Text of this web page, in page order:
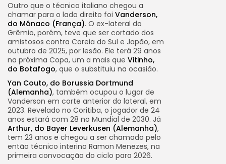
Outro que o técnico italiano chegou a
chamar para o lado direito foi Vanderson,
do Mônaco (França). O ex-lateral do
Grêmio, porém, teve que ser cortado dos
amistosos contra Coreia do Sul e Japão, em
outubro de 2025, por lesão. Ele terá 29 anos
na próxima Copa, um a mais que Vitinho,
do Botafogo, que o substituiu na ocasião.
Yan Couto, do Borussia Dortmund
(Alemanha), também ocupou o lugar de
Vanderson em corte anterior do lateral, em
2023. Revelado no Coritiba, o jogador de 24
anos estará com 28 no Mundial de 2030. Já
Arthur, do Bayer Leverkusen (Alemanha),
tem 23 anos e chegou a ser chamado pelo
então técnico interino Ramon Menezes, na
primeira convocação do ciclo para 2026.